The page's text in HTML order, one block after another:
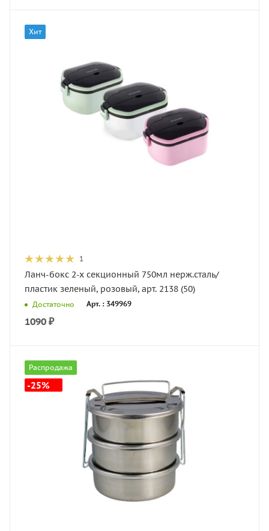
Хит
1
Ланч-бокс 2-х секционный 750мл нерж.сталь/
пластик зеленый, розовый, арт. 2138 (50)
Достаточно Арт. : 349969
1090 ₽
Распродажа
-25%